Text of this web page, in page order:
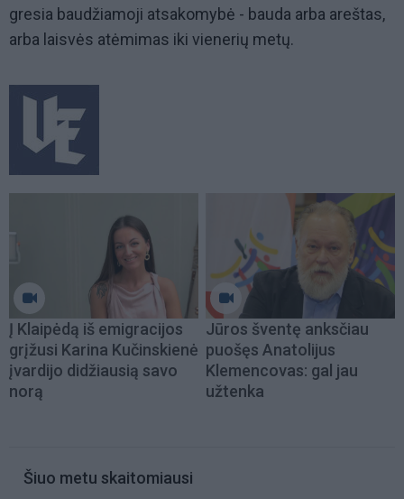
gresia baudžiamoji atsakomybė - bauda arba areštas,
arba laisvės atėmimas iki vienerių metų.
Į Klaipėdą iš emigracijos
grįžusi Karina Kučinskienė
įvardijo didžiausią savo
norą
Jūros šventę anksčiau
puošęs Anatolijus
Klemencovas: gal jau
užtenka
Šiuo metu skaitomiausi